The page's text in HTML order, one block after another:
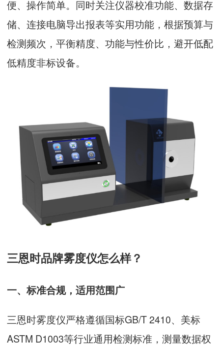
便、操作简单。同时关注仪器校准功能、数据存
储、连接电脑导出报表等实用功能，根据预算与
检测频次，平衡精度、功能与性价比，避开低配
低精度非标设备。
三恩时品牌雾度仪怎么样？
一、标准合规，适用范围广
三恩时雾度仪严格遵循国标GB/T 2410、美标
ASTM D1003等行业通用检测标准，测量数据权